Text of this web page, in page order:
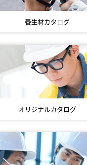
養生材カタログ
オリジナルカタログ